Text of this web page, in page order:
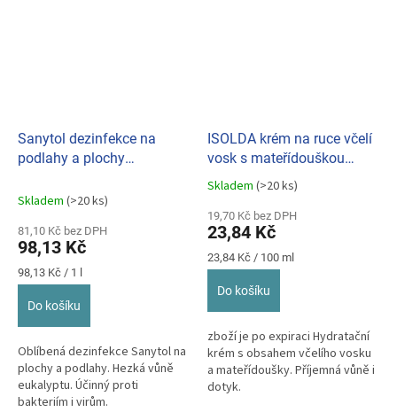
Sanytol dezinfekce na
podlahy a plochy
Skladem (>20 ks)
81,10 Kč bez DPH
98,13 Kč
Měrná
cena:
98,13 Kč / 1 l
Do košíku
Oblíbená dezinfekce Sanytol na
plochy a podlahy. Hezká vůně
eukalyptu. Účinný proti
bakteriím i virům.
ISOLDA krém na ruce včelí
vosk s mateřídouškou
100ml
Průměrné
produktu
je
5,0
z
Skladem (>20 ks)
19,70 Kč bez DPH
23,84 Kč
Měrná
cena:
23,84 Kč / 100 ml
Do košíku
zboží je po expiraci Hydratační
krém s obsahem včelího vosku
a mateřídoušky. Příjemná vůně i
dotyk.